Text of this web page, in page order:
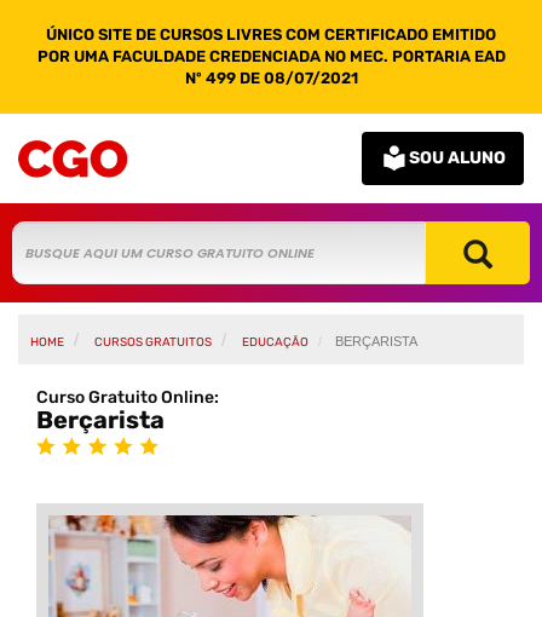
ÚNICO SITE DE CURSOS LIVRES COM CERTIFICADO EMITIDO
POR UMA FACULDADE CREDENCIADA NO MEC. PORTARIA EAD
Nº 499 DE 08/07/2021
SOU ALUNO
HOME CURSOS GRATUITOS EDUCAÇÃO BERÇARISTA
Curso Gratuito Online:
Berçarista